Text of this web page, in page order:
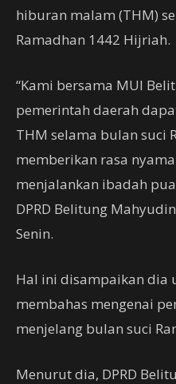
hiburan malam (THM)
Ramadhan 1442 Hijriah.
“Kami bersama MUI
pemerintah daerah
THM selama bulan suci
memberikan rasa
menjalankan ibadah
DPRD Belitung
Senin.
Hal ini disampaikan dia
membahas mengenai
menjelang bulan suci
Menurut dia, DPRD